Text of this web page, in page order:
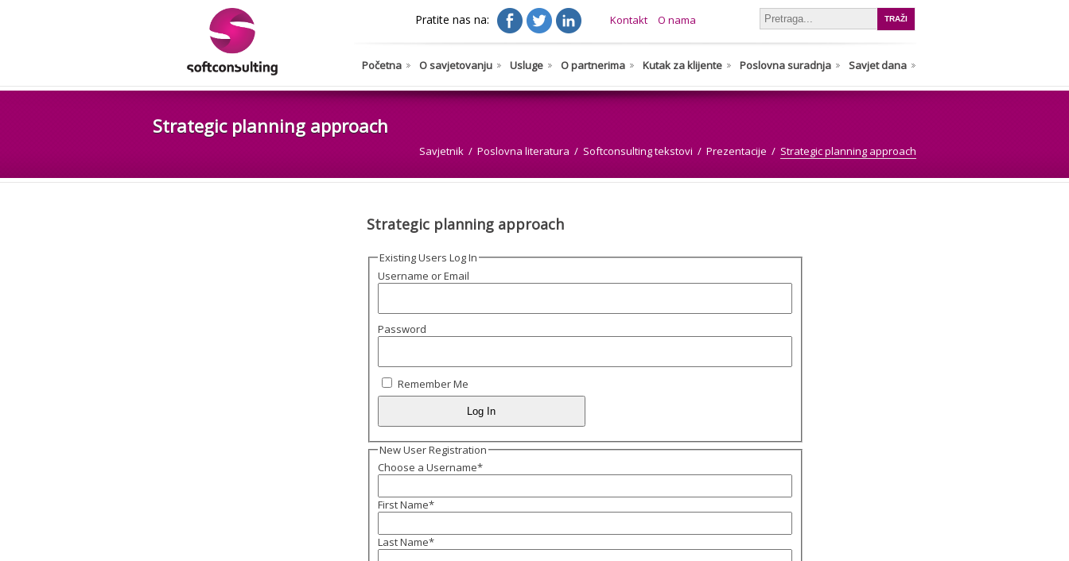
Pratite nas na: Kontakt O nama
Početna O savjetovanju Usluge O partnerima Kutak za klijente Poslovna suradnja Savjet dana
Strategic planning approach
Savjetnik Poslovna literatura Softconsulting tekstovi Prezentacije Strategic planning approach
Strategic planning approach
Existing Users Log In
Username or Email
Password
Remember Me
New User Registration
Choose a Username*
First Name*
Last Name*